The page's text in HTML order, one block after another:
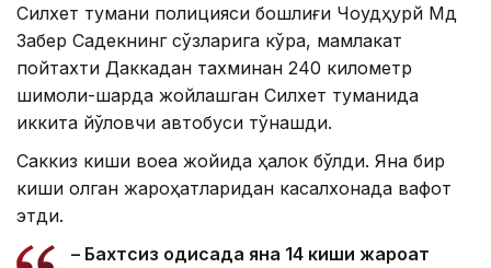
Силхет тумани полицияси бошлиғи Чоудҳурй Мд
Забер Садекнинг сўзларига кўра, мамлакат
пойтахти Даккадан тахминан 240 километр
шимоли-шарқда жойлашган Силхет туманида
иккита йўловчи автобуси тўқнашди.
Саккиз киши воқеа жойида ҳалок бўлди. Яна бир
киши олган жароҳатларидан касалхонада вафот
этди.
– Бахтсиз ҳодисада яна 14 киши жароҳат